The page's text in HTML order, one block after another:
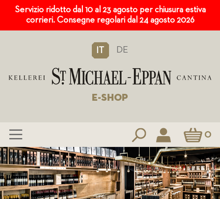
Servizio ridotto dal 10 al 23 agosto per chiusura estiva
corrieri. Consegne regolari dal 24 agosto 2026
IT DE
E-SHOP
Carrello0
Salta
al
contenuto